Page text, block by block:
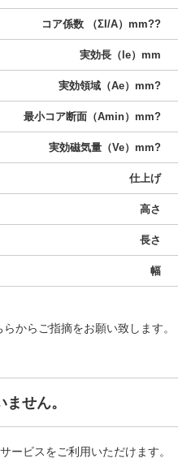
コア係数 （ΣI/A）mm??
実効長（le）mm
実効領域（Ae）mm?
最小コア断面（Amin）mm?
実効磁気量（Ve）mm?
仕上げ
高さ
長さ
幅
からご指摘をお願い致します。
せん。
ービスをご利用いただけます。